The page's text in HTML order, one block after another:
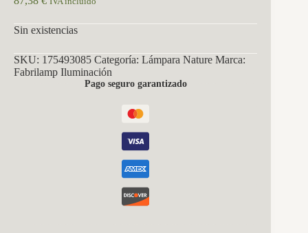
Sin existencias
SKU: 175493085 Categoría: Lámpara Nature Marca:
Fabrilamp Iluminación
Pago seguro garantizado